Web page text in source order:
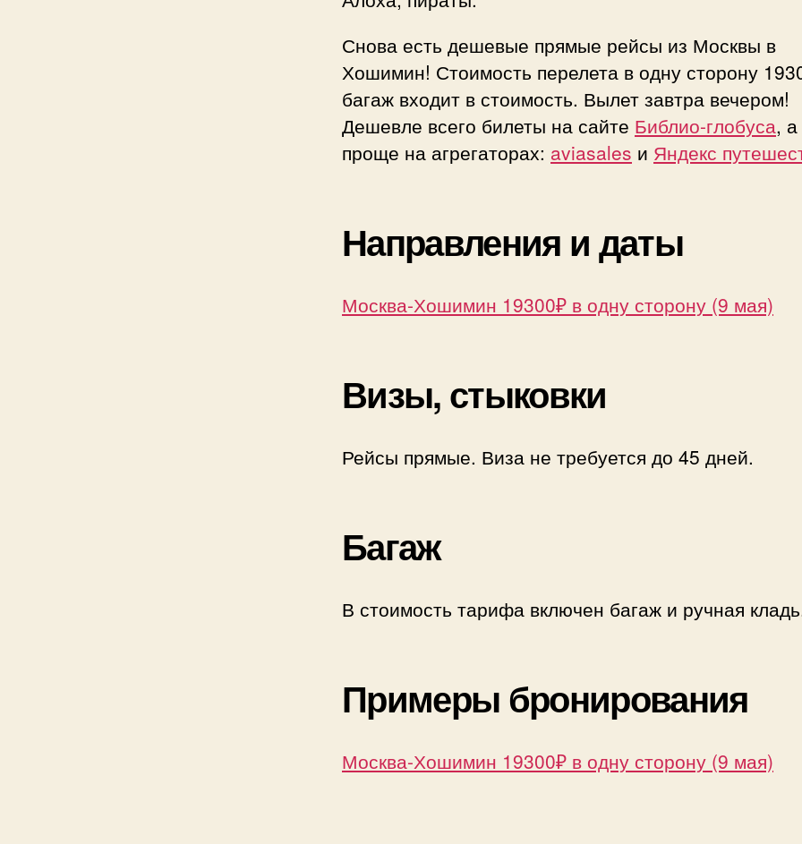
Снова есть дешевые прямые рейсы из Москвы в
Хошимин! Стоимость перелета в одну сторону
багаж входит в стоимость. Вылет завтра вечером!
Дешевле всего билеты на сайте Библио-глобуса, а
проще на агрегаторах: aviasales и Яндекс
Направления и даты
Москва-Хошимин 19300₽ в одну сторону (9 мая)
Визы, стыковки
Рейсы прямые. Виза не требуется до 45 дней.
Багаж
В стоимость тарифа включен багаж и ручная
Примеры бронирования
Москва-Хошимин 19300₽ в одну сторону (9 мая)